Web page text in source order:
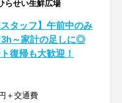
せい生鮮広場
スタッフ】午前中のみ
～家計の足しに◎
復帰も大歓迎！
＋交通費